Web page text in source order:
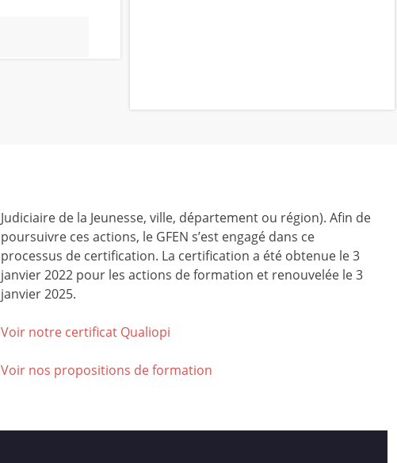
Judiciaire de la Jeunesse, ville, département ou région). Afin de
poursuivre ces actions, le GFEN s’est engagé dans ce
processus de certification. La certification a été obtenue le 3
janvier 2022 pour les actions de formation et renouvelée le 3
janvier 2025.
Voir notre certificat Qualiopi
Voir nos propositions de formation